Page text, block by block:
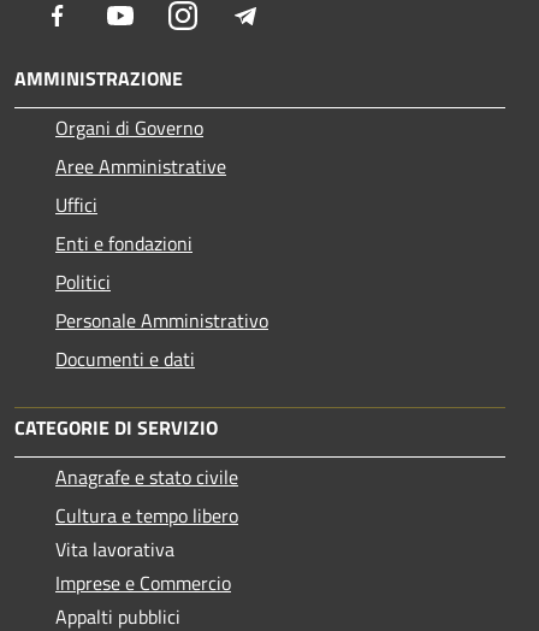
Facebook YoutubeInstagram
AMMINISTRAZIONE
Organi di Governo
Aree Amministrative
Uffici
Enti e fondazioni
Politici
Personale Amministrativo
Documenti e dati
CATEGORIE DI SERVIZIO
Anagrafe e stato civile
Cultura e tempo libero
Vita lavorativa
Imprese e Commercio
Appalti pubblici